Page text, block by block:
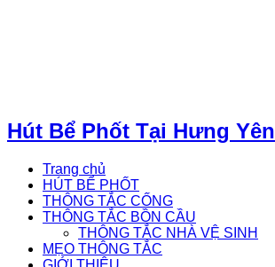
Hút Bể Phốt Tại Hưng Yên
Trang chủ
HÚT BỂ PHỐT
THÔNG TẮC CỐNG
THÔNG TẮC BỒN CẦU
THÔNG TẮC NHÀ VỆ SINH
MẸO THÔNG TẮC